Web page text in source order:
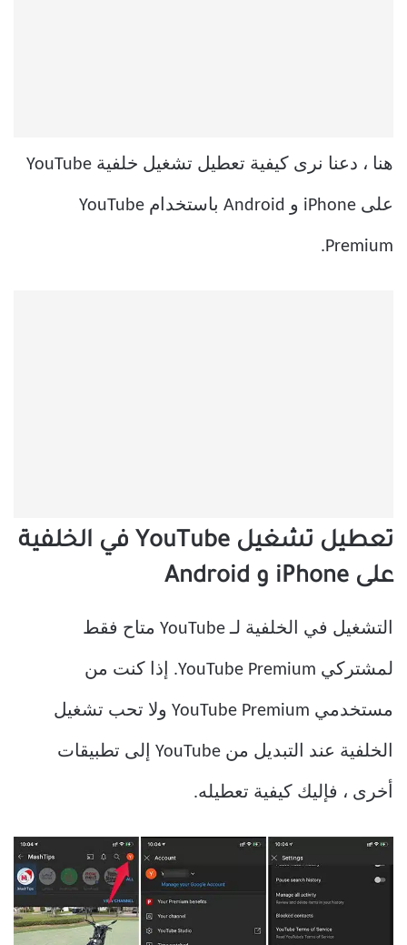
هنا ، دعنا نرى كيفية تعطيل تشغيل خلفية YouTube
على iPhone و Android باستخدام YouTube
Premium.
تعطيل تشغيل YouTube في الخلفية
على iPhone و Android
التشغيل في الخلفية لـ YouTube متاح فقط
لمشتركي YouTube Premium. إذا كنت من
مستخدمي YouTube Premium ولا تحب تشغيل
الخلفية عند التبديل من YouTube إلى تطبيقات
أخرى ، فإليك كيفية تعطيله.